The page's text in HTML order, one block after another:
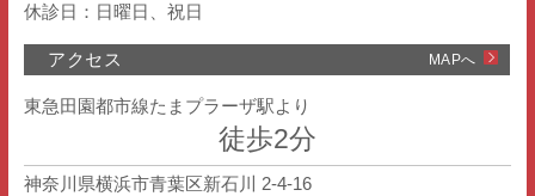
休診日：日曜日、祝日
アクセス MAPへ
東急田園都市線たまプラーザ駅より
徒歩2分
神奈川県横浜市青葉区新石川 2-4-16